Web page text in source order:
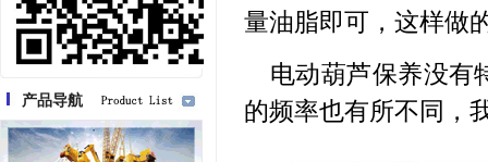
产品导航
量油脂即可，这样做
电动葫芦保养没有
的频率也有所不同，